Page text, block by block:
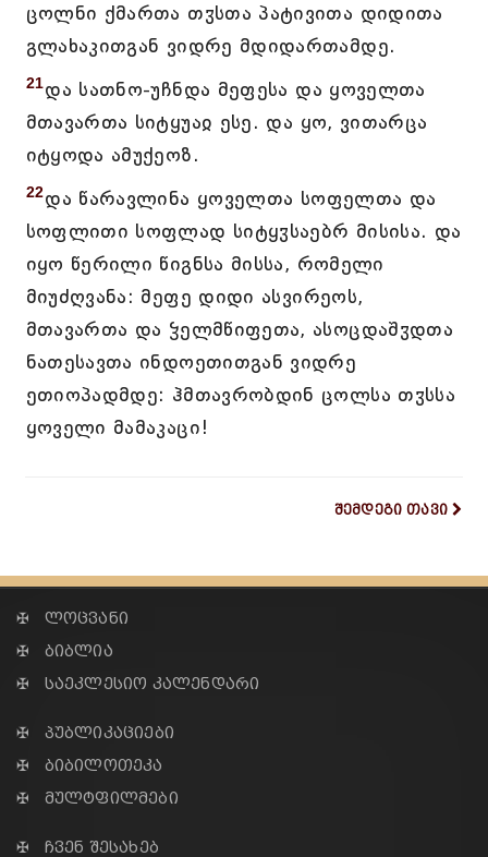
ცოლნი ქმართა თჳსთა პატივითა დიდითა
გლახაკითგან ვიდრე მდიდართამდე.
21და სათნო-უჩნდა მეფესა და ყოველთა
მთავართა სიტყუაჲ ესე. და ყო, ვითარცა
იტყოდა ამუქეოზ.
22და წარავლინა ყოველთა სოფელთა და
სოფლითი სოფლად სიტყჳსაებრ მისისა. და
იყო წერილი წიგნსა მისსა, რომელი
მიუძღვანა: მეფე დიდი ასვირეოს,
მთავართა და ჴელმწიფეთა, ასოცდაშჳდთა
ნათესავთა ინდოეთითგან ვიდრე
ეთიოპადმდე: ჰმთავრობდინ ცოლსა თჳსსა
ყოველი მამაკაცი!
შემდეგი თავი
✠ ლოცვანი
✠ ბიბლია
✠ საეკლესიო კალენდარი
✠ პუბლიკაციები
✠ ბიბილოთეკა
✠ მულტფილმები
✠ ჩვენ შესახებ